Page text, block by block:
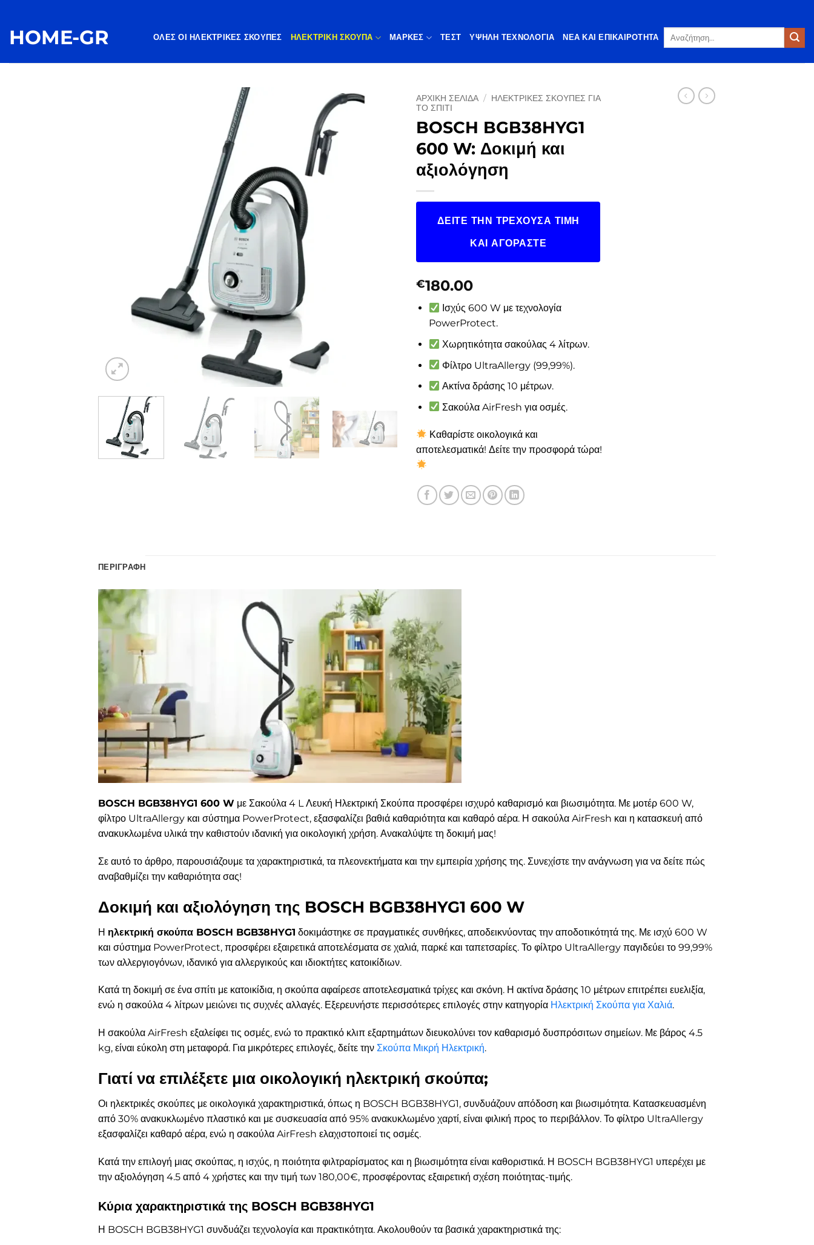
περιεχόμενο
HOME-GR ΌΛΕΣ ΟΙ ΗΛΕΚΤΡΙΚΈΣ ΣΚΟΎΠΕΣ ΗΛΕΚΤΡΙΚΗ ΣΚΟΥΠΑ ΜΆΡΚΕΣ ΤΕΣΤ ΥΨΗΛΉ ΤΕΧΝΟΛΟΓΊΑ ΝΈΑ ΚΑΙ ΕΠΙΚΑΙΡΌΤΗΤΑ
Αναζήτηση
ΑΡΧΙΚΉ ΣΕΛΊΔΑ / ΗΛΕΚΤΡΙΚΈΣ ΣΚΟΎΠΕΣ ΓΙΑ
ΤΟ ΣΠΊΤΙ
BOSCH BGB38HYG1
600 W: Δοκιμή και
αξιολόγηση
ΔΕΊΤΕ ΤΗΝ ΤΡΈΧΟΥΣΑ ΤΙΜΉ
ΚΑΙ ΑΓΟΡΆΣΤΕ
€180.00
Ισχύς 600 W με τεχνολογία
PowerProtect.
Χωρητικότητα σακούλας 4 λίτρων.
Φίλτρο UltraAllergy (99,99%).
Ακτίνα δράσης 10 μέτρων.
Σακούλα AirFresh για οσμές.
Καθαρίστε οικολογικά και
αποτελεσματικά! Δείτε την προσφορά τώρα!
ΠΕΡΙΓΡΑΦΉ
BOSCH BGB38HYG1 600 W με Σακούλα 4 L Λευκή Ηλεκτρική Σκούπα προσφέρει ισχυρό καθαρισμό και βιωσιμότητα. Με μοτέρ 600 W,
φίλτρο UltraAllergy και σύστημα PowerProtect, εξασφαλίζει βαθιά καθαριότητα και καθαρό αέρα. Η σακούλα AirFresh και η κατασκευή από
ανακυκλωμένα υλικά την καθιστούν ιδανική για οικολογική χρήση. Ανακαλύψτε τη δοκιμή μας!
Σε αυτό το άρθρο, παρουσιάζουμε τα χαρακτηριστικά, τα πλεονεκτήματα και την εμπειρία χρήσης της. Συνεχίστε την ανάγνωση για να δείτε πώς
αναβαθμίζει την καθαριότητα σας!
Δοκιμή και αξιολόγηση της BOSCH BGB38HYG1 600 W
Η ηλεκτρική σκούπα BOSCH BGB38HYG1 δοκιμάστηκε σε πραγματικές συνθήκες, αποδεικνύοντας την αποδοτικότητά της. Με ισχύ 600 W
και σύστημα PowerProtect, προσφέρει εξαιρετικά αποτελέσματα σε χαλιά, παρκέ και ταπετσαρίες. Το φίλτρο UltraAllergy παγιδεύει το 99,99%
των αλλεργιογόνων, ιδανικό για αλλεργικούς και ιδιοκτήτες κατοικίδιων.
Κατά τη δοκιμή σε ένα σπίτι με κατοικίδια, η σκούπα αφαίρεσε αποτελεσματικά τρίχες και σκόνη. Η ακτίνα δράσης 10 μέτρων επιτρέπει ευελιξία,
ενώ η σακούλα 4 λίτρων μειώνει τις συχνές αλλαγές. Εξερευνήστε περισσότερες επιλογές στην κατηγορία Ηλεκτρική Σκούπα για Χαλιά.
Η σακούλα AirFresh εξαλείφει τις οσμές, ενώ το πρακτικό κλιπ εξαρτημάτων διευκολύνει τον καθαρισμό δυσπρόσιτων σημείων. Με βάρος 4.5
kg, είναι εύκολη στη μεταφορά. Για μικρότερες επιλογές, δείτε την Σκούπα Μικρή Ηλεκτρική.
Γιατί να επιλέξετε μια οικολογική ηλεκτρική σκούπα;
Οι ηλεκτρικές σκούπες με οικολογικά χαρακτηριστικά, όπως η BOSCH BGB38HYG1, συνδυάζουν απόδοση και βιωσιμότητα. Κατασκευασμένη
από 30% ανακυκλωμένο πλαστικό και με συσκευασία από 95% ανακυκλωμένο χαρτί, είναι φιλική προς το περιβάλλον. Το φίλτρο UltraAllergy
εξασφαλίζει καθαρό αέρα, ενώ η σακούλα AirFresh ελαχιστοποιεί τις οσμές.
Κατά την επιλογή μιας σκούπας, η ισχύς, η ποιότητα φιλτραρίσματος και η βιωσιμότητα είναι καθοριστικά. Η BOSCH BGB38HYG1 υπερέχει με
την αξιολόγηση 4.5 από 4 χρήστες και την τιμή των 180,00€, προσφέροντας εξαιρετική σχέση ποιότητας-τιμής.
Κύρια χαρακτηριστικά της BOSCH BGB38HYG1
Η BOSCH BGB38HYG1 συνδυάζει τεχνολογία και πρακτικότητα. Ακολουθούν τα βασικά χαρακτηριστικά της: